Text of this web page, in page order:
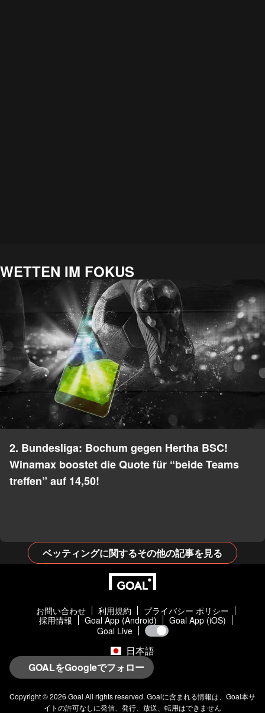
WETTEN IM FOKUS
2. Bundesliga: Bochum gegen Hertha BSC!
Winamax boostet die Quote für “beide Teams
treffen” auf 14,50!
ベッティングに関するその他の記事を見る
お問い合わせ 利用規約
プライバシー ポリシー
採用情報
Goal App (Android)
Goal App (iOS)
Goal Live
日本語
GOALをGoogleでフォロー
Copyright © 2026 Goal All rights reserved. Goalに含まれる情報は、 Goal本サ
イトの許可なしに発信、発行、放送、転用はできません